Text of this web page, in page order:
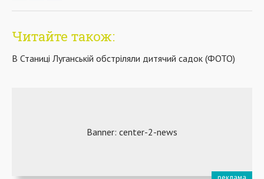
Читайте також:
В Станиці Луганській обстріляли дитячий садок (ФОТО)